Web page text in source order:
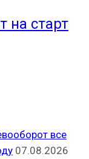
на старт
все
07.08.2026